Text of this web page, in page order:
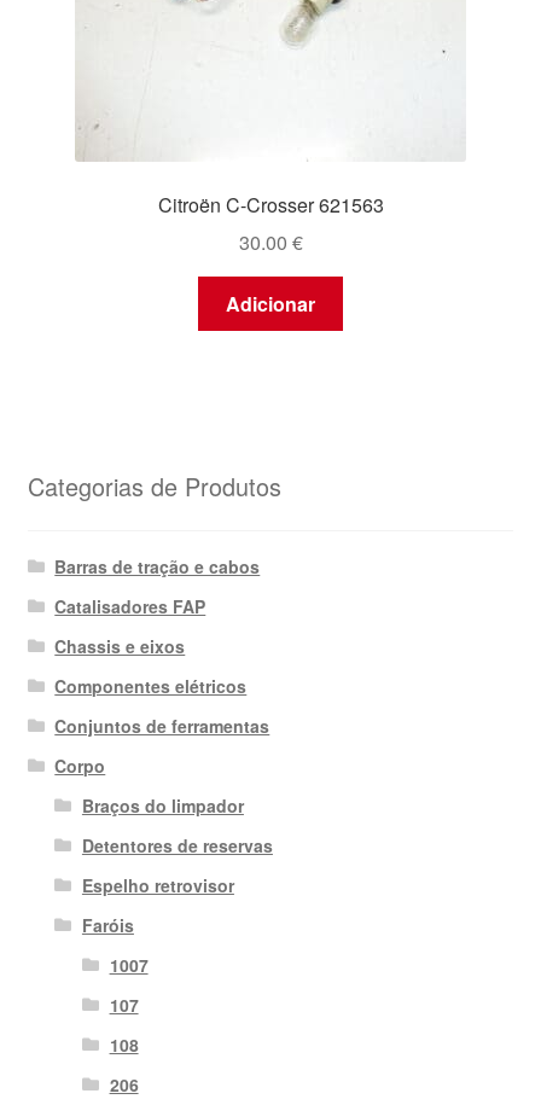
Citroën C-Crosser 621563
30.00 €
Adicionar
Categorias de Produtos
Barras de tração e cabos
Catalisadores FAP
Chassis e eixos
Componentes elétricos
Conjuntos de ferramentas
Corpo
Braços do limpador
Detentores de reservas
Espelho retrovisor
Faróis
1007
107
108
206